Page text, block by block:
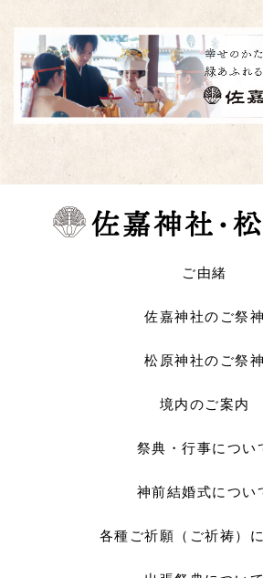
ご由緒
佐嘉神社のご祭神
松原神社のご祭神
境内のご案内
祭典・行事につい
神前結婚式につい
各種ご祈願（ご祈祷）